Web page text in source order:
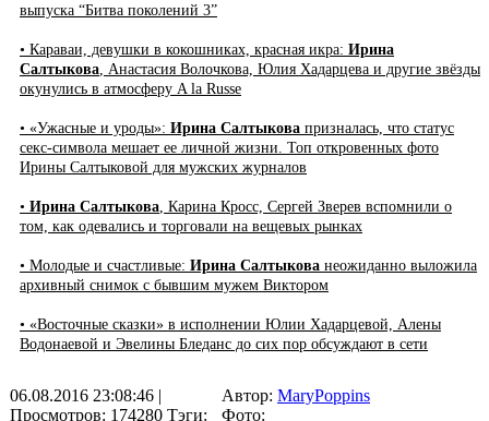
выпуска “Битва поколений 3”
• Караваи, девушки в кокошниках, красная икра: Ирина
Салтыкова , Анастасия Волочкова, Юлия Хадарцева и другие звёзды
окунулись в атмосферу A la Russe
• «Ужасные и уроды»: Ирина Салтыкова призналась, что статус
секс-символа мешает ее личной жизни. Топ откровенных фото
Ирины Салтыковой для мужских журналов
• Ирина Салтыкова , Карина Кросс, Сергей Зверев вспомнили о
том, как одевались и торговали на вещевых рынках
• Молодые и счастливые: Ирина Салтыкова неожиданно выложила
архивный снимок с бывшим мужем Виктором
• «Восточные сказки» в исполнении Юлии Хадарцевой, Алены
Водонаевой и Эвелины Бледанс до сих пор обсуждают в сети
06.08.2016 23:08:46 |
Просмотров: 174280 Тэги:
Автор: MaryPoppins
Фото: